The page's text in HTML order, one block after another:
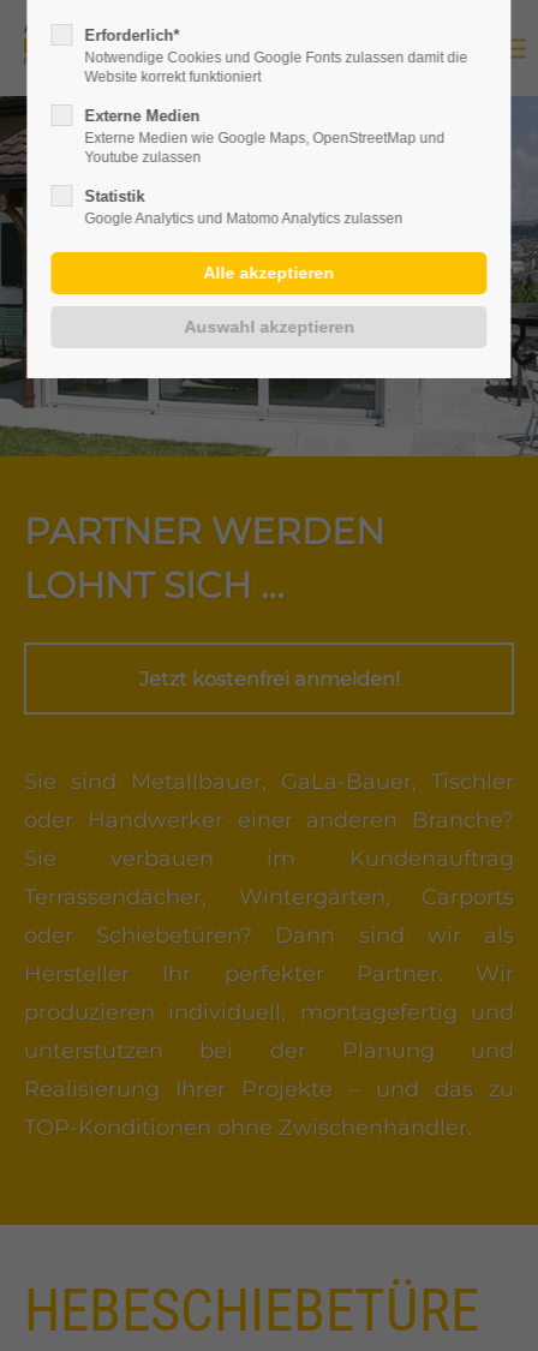
PARTNER WERDEN
LOHNT SICH …
Jetzt kostenfrei anmelden!
Sie sind Metallbauer, GaLa-Bauer, Tischler
oder Handwerker einer anderen Branche?
Sie verbauen im Kundenauftrag
Terrassendächer, Wintergärten, Carports
oder Schiebetüren? Dann sind wir als
Hersteller Ihr perfekter Partner. Wir
produzieren individuell, montagefertig und
unterstützen bei der Planung und
Realisierung Ihrer Projekte – und das zu
TOP-Konditionen ohne Zwischenhändler.
HEBESCHIEBETÜRE
Erforderlich*
Notwendige Cookies und Google Fonts zulassen damit die
Website korrekt funktioniert
Externe Medien
Externe Medien wie Google Maps, OpenStreetMap und
Youtube zulassen
Statistik
Google Analytics und Matomo Analytics zulassen